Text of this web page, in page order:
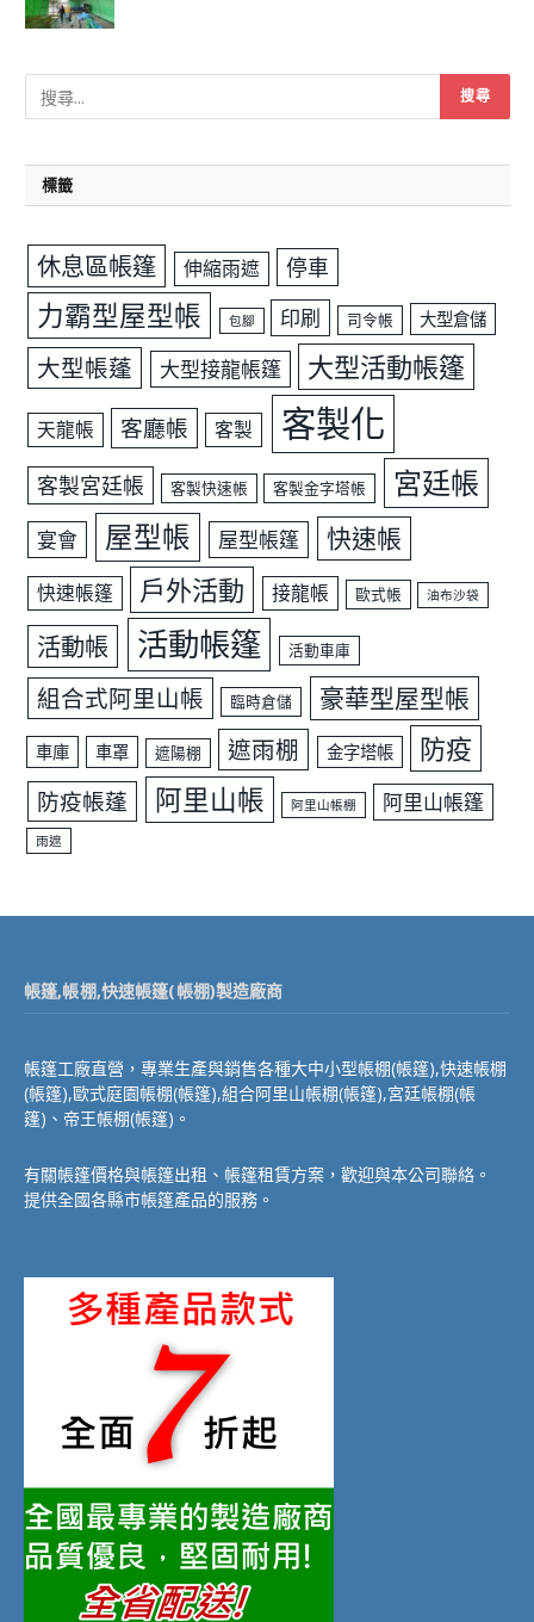
標籤
休息區帳篷 伸縮雨遮 停車
力霸型屋型帳 包腳 印刷 司令帳 大型倉儲
大型帳蓬 大型接龍帳篷 大型活動帳篷
天龍帳 客廳帳 客製 客製化
客製宮廷帳 客製快速帳 客製金字塔帳 宮廷帳
宴會 屋型帳 屋型帳篷 快速帳
快速帳篷 戶外活動 接龍帳 歐式帳 油布沙袋
活動帳 活動帳篷 活動車庫
組合式阿里山帳 臨時倉儲 豪華型屋型帳
車庫 車罩 遮陽棚 遮雨棚 金字塔帳 防疫
防疫帳蓬 阿里山帳 阿里山帳棚 阿里山帳篷
雨遮
帳篷,帳棚,快速帳篷(帳棚)製造廠商
帳篷工廠直營，專業生產與銷售各種大中小型帳棚(帳篷),快速帳棚
(帳篷),歐式庭園帳棚(帳篷),組合阿里山帳棚(帳篷),宮廷帳棚(帳
篷)、帝王帳棚(帳篷)。
有關帳篷價格與帳篷出租、帳篷租賃方案，歡迎與本公司聯絡。
提供全國各縣市帳篷產品的服務。